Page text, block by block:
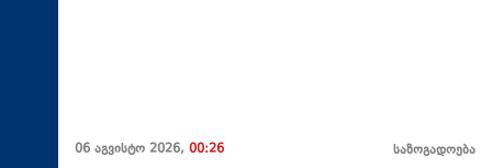
06 აგვისტო 2026, 00:26 საზოგადოება